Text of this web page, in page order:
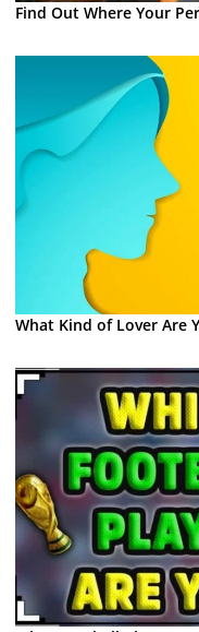
Find Out Where Your
What Kind of Lover Are